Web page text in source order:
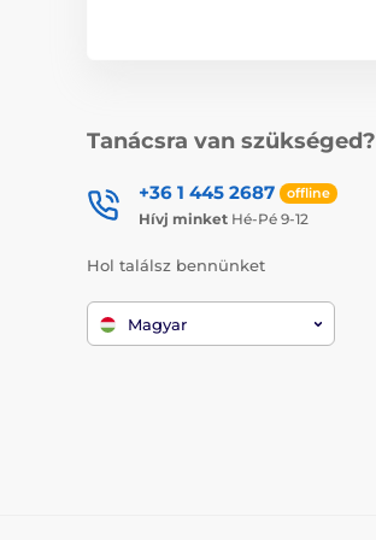
Tanácsra van szükséged?
+36 1 445 2687 offline
Hívj minket Hé-Pé 9-12
Hol találsz bennünket
Magyar